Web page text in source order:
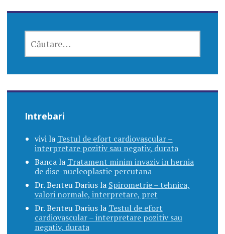
DUPĂ:
Intrebari
vivila Testul de efort cardiovascular –
interpretare pozitiv sau negativ, durata
Bancala Tratament minim invaziv in hernia
de disc-nucleoplastie percutana
Dr. Benteu Dariusla Spirometrie – tehnica,
valori normale, interpretare, pret
Dr. Benteu Dariusla Testul de efort
cardiovascular – interpretare pozitiv sau
negativ, durata